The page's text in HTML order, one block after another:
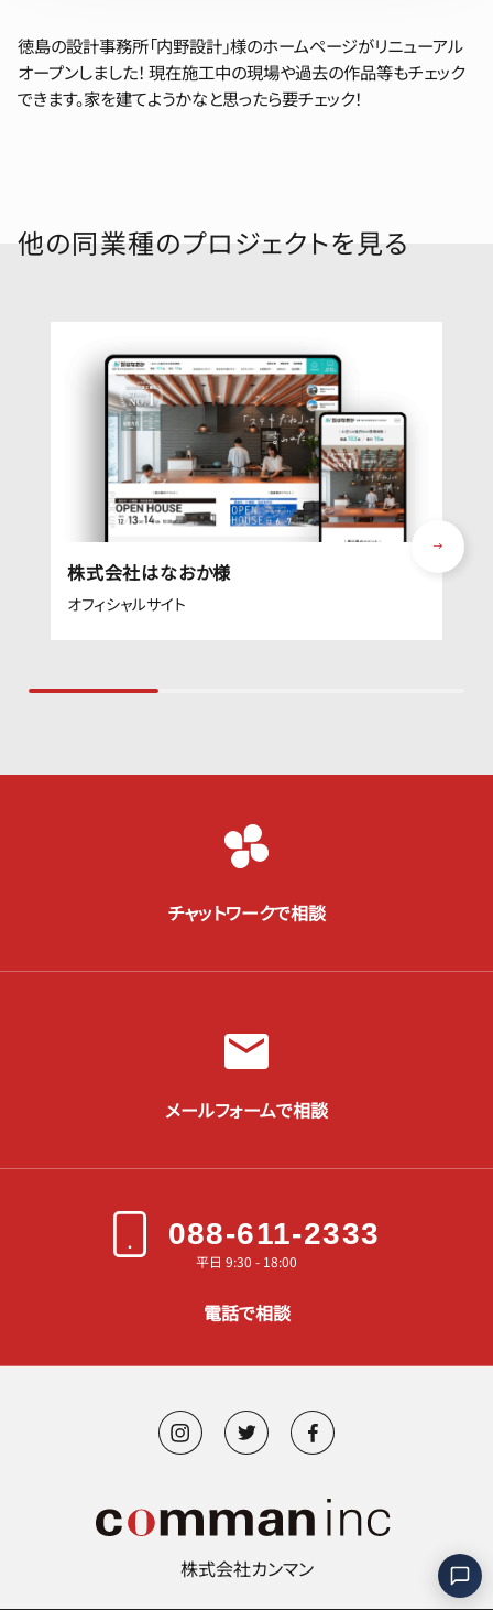
徳島の設計事務所「内野設計」様のホームページがリニューアル
オープンしました！ 現在施工中の現場や過去の作品等もチェック
できます。家を建てようかなと思ったら要チェック！
他の同業種のプロジェクトを見る
株式会社はなおか様
オフィシャルサイト
チャットワークで相談
メールフォームで相談
088-611-2333
平日 9:30 - 18:00
電話で相談
株式会社カンマン